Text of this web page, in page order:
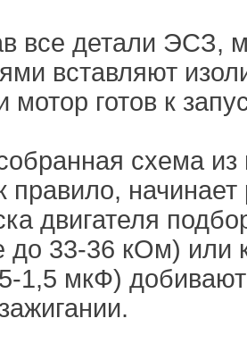
все детали ЭСЗ,
вставляют
мотор готов к
схема из
правило, начинает
двигателя
до 33-36 кОм) или
1,5 мкФ)